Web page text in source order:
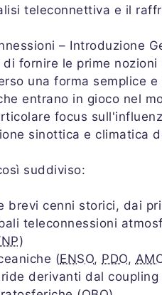
teleconnettiva e il
– Introduzione
fornire le prime nozioni
una forma semplice
entrano in gioco nel
focus
sinottica e climatica
suddiviso:
brevi cenni storici, dai
teleconnessioni
)
(ENSO, PDO,
derivanti dal